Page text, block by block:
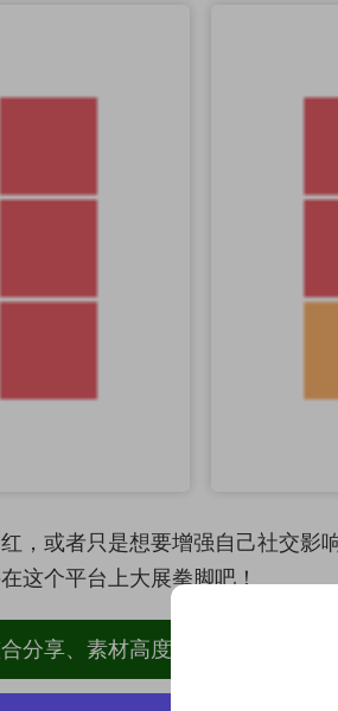
，或者只是想要增强自己社交影
这个平台上大展拳脚吧！
分享、素材高度去重复、逐一归